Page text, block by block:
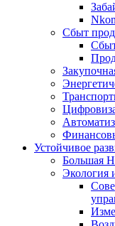
Сбыт
Устойчивое
Большая
Экология